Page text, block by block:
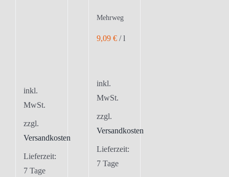
inkl.
MwSt.
zzgl.
Versandkosten
Lieferzeit:
7 Tage
Mehrweg
9,09 €/l
inkl.
MwSt.
zzgl.
Versandkosten
Lieferzeit:
7 Tage